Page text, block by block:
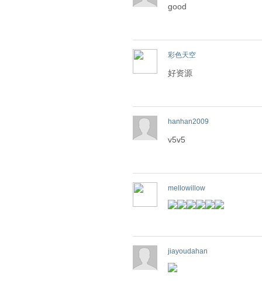
good
彩色天空
好资源
hanhan2009
v5v5
mellowillow
jiayoudahan